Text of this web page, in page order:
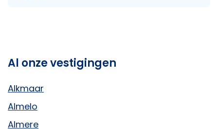
Al onze vestigingen
Alkmaar
Almelo
Almere